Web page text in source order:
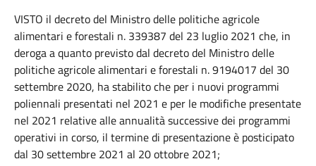
VISTO il decreto del Ministro delle politiche agricole
alimentari e forestali n. 339387 del 23 luglio 2021 che, in
deroga a quanto previsto dal decreto del Ministro delle
politiche agricole alimentari e forestali n. 9194017 del 30
settembre 2020, ha stabilito che per i nuovi programmi
poliennali presentati nel 2021 e per le modifiche presentate
nel 2021 relative alle annualità successive dei programmi
operativi in corso, il termine di presentazione è posticipato
dal 30 settembre 2021 al 20 ottobre 2021;